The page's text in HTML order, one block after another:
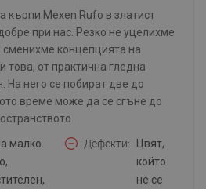
кърпи Mexen Rufo в златист
при нас. Резко не уцелихме
концепцията на
от практична гледна
На него се побират две до
време може да се сгъне до
малко
Дефекти
Цвят,
който
не се